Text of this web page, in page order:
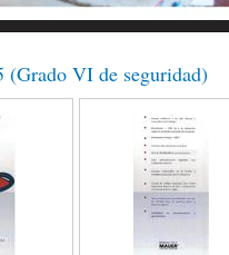
VI de seguridad)